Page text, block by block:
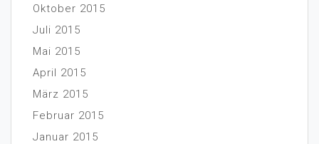
Oktober 2015
Juli 2015
Mai 2015
April 2015
März 2015
Februar 2015
Januar 2015